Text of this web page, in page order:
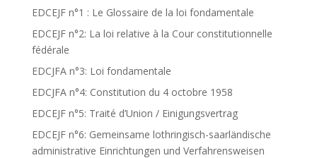
EDCEJF n°1 : Le Glossaire de la loi fondamentale
EDCEJF n°2: La loi relative à la Cour constitutionnelle
fédérale
EDCJFA n°3: Loi fondamentale
EDCJFA n°4: Constitution du 4 octobre 1958
EDCEJF n°5: Traité d’Union / Einigungsvertrag
EDCEJF n°6: Gemeinsame lothringisch-saarländische
administrative Einrichtungen und Verfahrensweisen